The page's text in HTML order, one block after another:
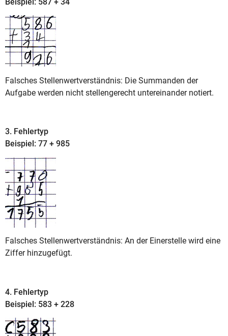
Falsches Stellenwertverständnis: Die Summanden der
Aufgabe werden nicht stellengerecht untereinander notiert.
3. Fehlertyp
Beispiel: 77 + 985
Falsches Stellenwertverständnis: An der Einerstelle wird eine
Ziffer hinzugefügt.
4. Fehlertyp
Beispiel: 583 + 228